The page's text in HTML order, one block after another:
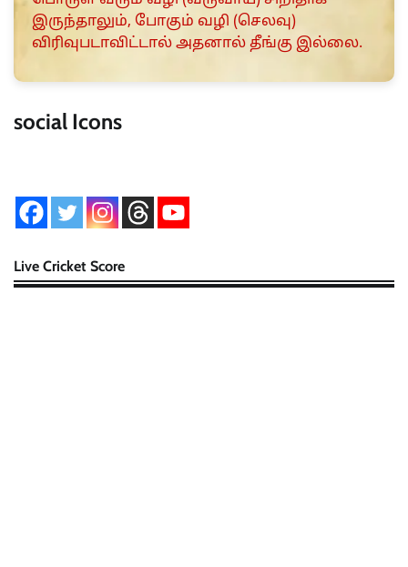
இருந்தாலும், போகும் வழி (செலவு)
விரிவுபடாவிட்டால் அதனால் தீங்கு இல்லை.
social Icons
Live Cricket Score